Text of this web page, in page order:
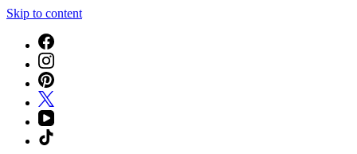
Skip to content